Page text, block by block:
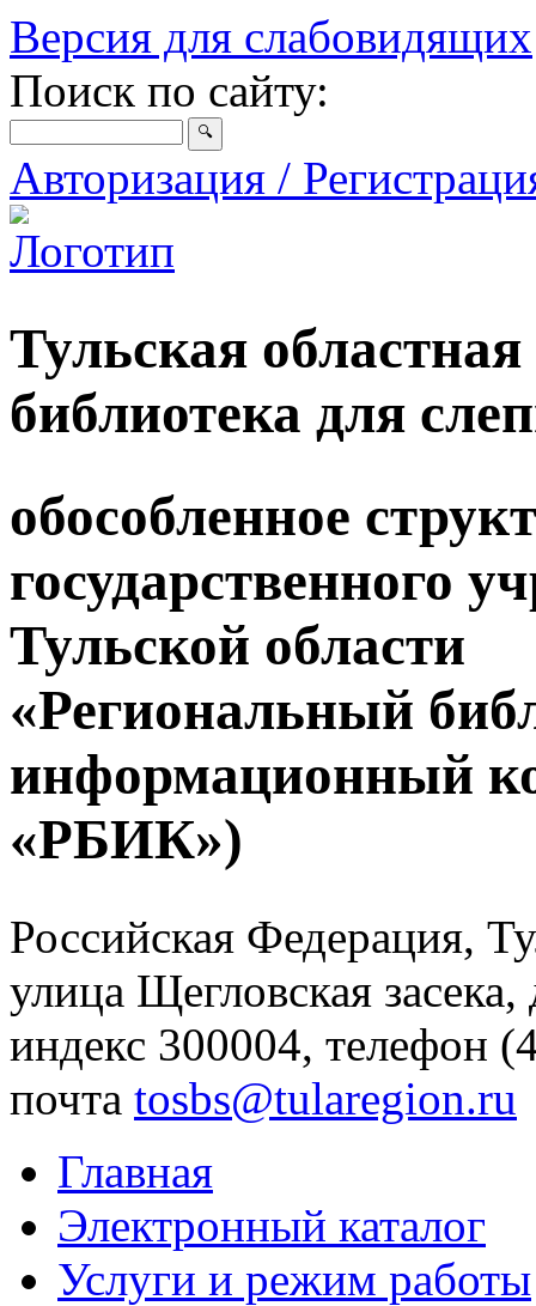
Версия для слабовидящих
Поиск по сайту:
Авторизация /
Тульская
библиотека для
обособленное
государственного
Тульской области
«Региональный
информационный
«РБИК»)
Российская Федерация,
улица Щегловская
индекс 300004, телефон
почта tosbs@tularegion.ru
Главная
Электронный каталог
Услуги и режим работы